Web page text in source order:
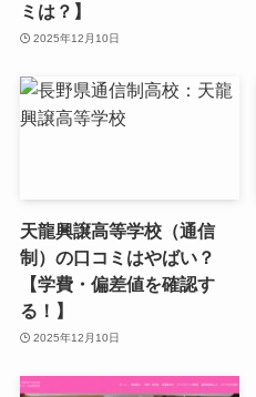
ミは？】
2025年12月10日
天龍興譲高等学校（通信
制）の口コミはやばい？
【学費・偏差値を確認す
る！】
2025年12月10日